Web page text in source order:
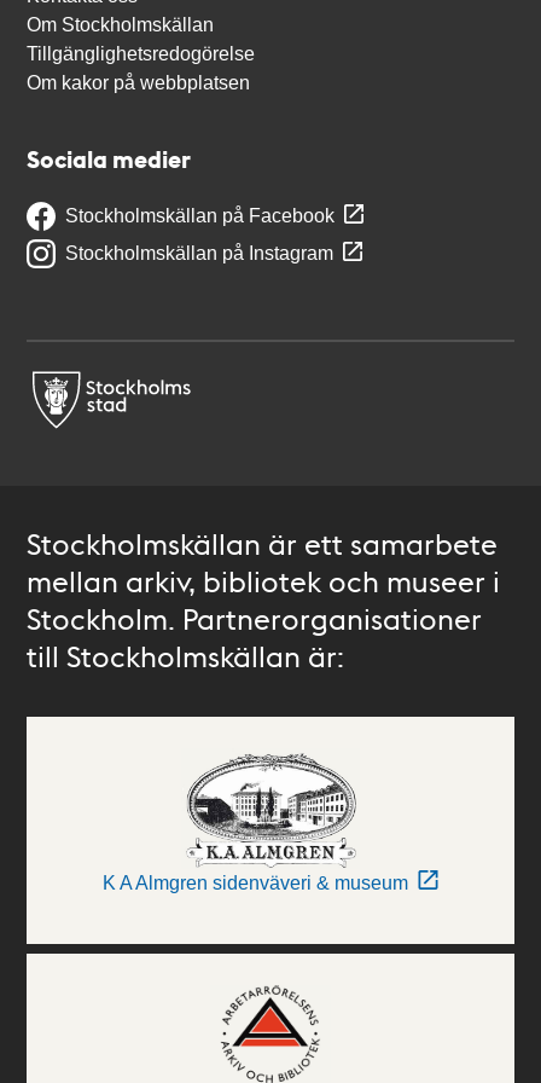
Om Stockholmskällan
Tillgänglighetsredogörelse
Om kakor på webbplatsen
Sociala medier
Stockholmskällan på Facebook
Stockholmskällan på Instagram
Stockholmskällan är ett samarbete
mellan arkiv, bibliotek och museer i
Stockholm. Partnerorganisationer
till Stockholmskällan är:
K A Almgren sidenväveri & museum